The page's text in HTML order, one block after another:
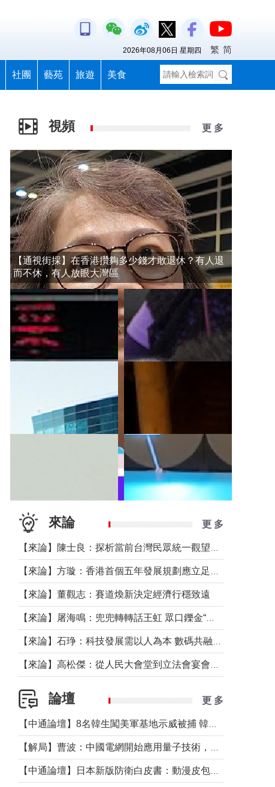
社團 藝苑 旅遊 美食
2026年08月06日 星期四 繁 简
視頻 更 多
【通視街採】在香港攢夠多少錢才敢退休？有人退
而不休，有人放眼大灣區
來論 更 多
【來論】董觀志：賽道煥新決定經濟行穩致遠
論壇 更 多